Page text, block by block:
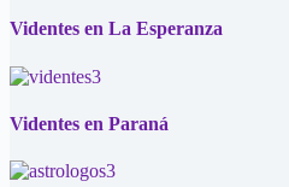
Videntes en La Esperanza
Videntes en Paraná